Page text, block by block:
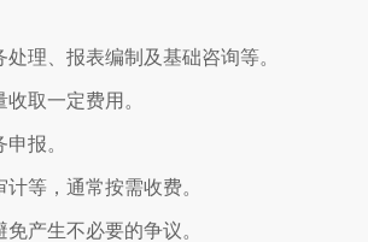
理、报表编制及基础咨询等。
取一定费用。
报。
等，通常按需收费。
产生不必要的争议。